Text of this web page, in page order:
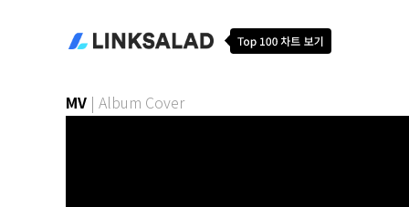
MV | Album Cover